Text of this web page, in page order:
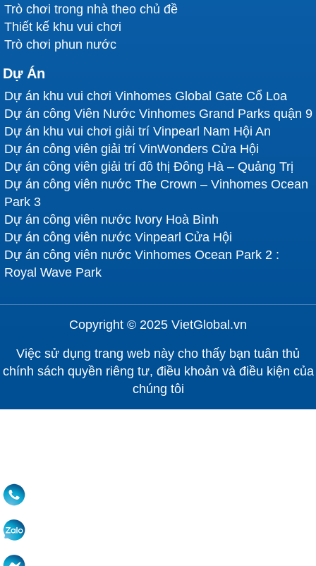
Trò chơi trong nhà theo chủ đề
Thiết kế khu vui chơi
Trò chơi phun nước
Dự Án
Dự án khu vui chơi Vinhomes Global Gate Cổ Loa
Dự án công Viên Nước Vinhomes Grand Parks quận 9
Dự án khu vui chơi giải trí Vinpearl Nam Hội An
Dự án công viên giải trí VinWonders Cửa Hội
Dự án công viên giải trí đô thị Đông Hà – Quảng Trị
Dự án công viên nước The Crown – Vinhomes Ocean
Park 3
Dự án công viên nước Ivory Hoà Bình
Dự án công viên nước Vinpearl Cửa Hội
Dự án công viên nước Vinhomes Ocean Park 2 :
Royal Wave Park
Copyright © 2025 VietGlobal.vn
Việc sử dụng trang web này cho thấy bạn tuân thủ
chính sách quyền riêng tư, điều khoản và điều kiện của
chúng tôi